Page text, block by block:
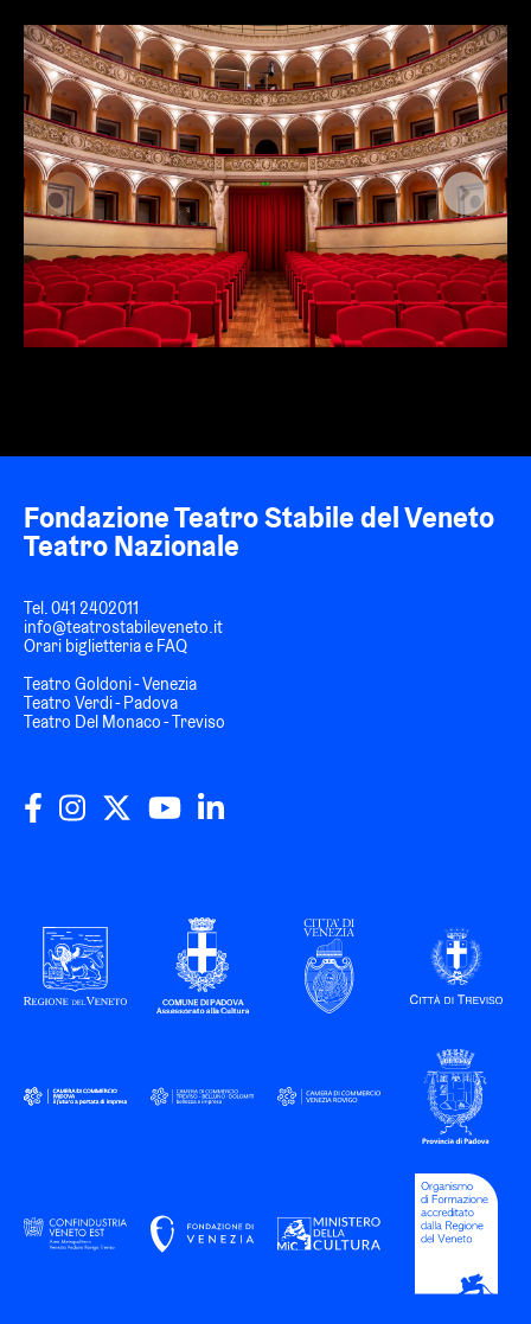
Fondazione Teatro Stabile del Veneto
Teatro Nazionale
Tel.041 2402011
info@teatrostabileveneto.it
Orari biglietteria e FAQ
Teatro Goldoni - Venezia
Teatro Verdi - Padova
Teatro Del Monaco - Treviso